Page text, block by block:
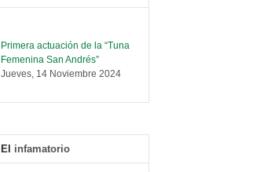
Femenina San Andrés”
Jueves, 14 Noviembre 2024
tráfico de personas
Sábado, 14 Septiembre 2024
El infamatorio